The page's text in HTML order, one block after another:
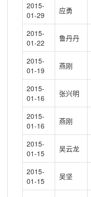
2015-
01-29
应勇
2015-
01-22
鲁丹丹
2015-
01-19
燕刚
2015-
01-16
张兴明
2015-
01-16
燕刚
2015-
01-15
吴云龙
2015-
01-15
吴坚